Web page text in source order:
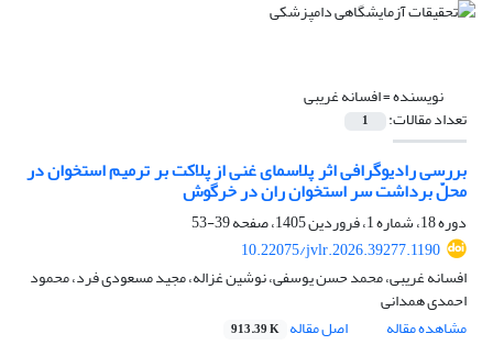
نویسنده =افسانه غریبی
تعداد مقالات: 1
بررسی رادیوگرافی اثر پلاسمای غنی از پلاکت بر ترمیم استخوان در
محلّ برداشت سر استخوان ران در خرگوش
دوره 18، شماره 1، فروردین 1405، صفحه
39-53
10.22075/jvlr.2026.39277.1190
افسانه غریبی، محمد حسن یوسفی، نوشین غزاله، مجید مسعودی فرد، محمود
احمدی همدانی
مشاهده مقاله
اصل مقاله 913.39 K